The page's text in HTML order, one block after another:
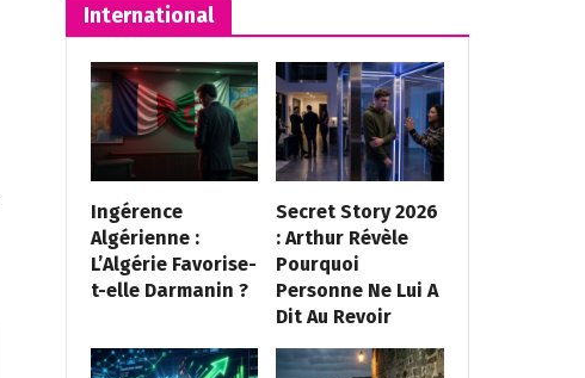
International
Ingérence
Algérienne :
L’Algérie Favorise-
t-elle Darmanin ?
Secret Story 2026
: Arthur Révèle
Pourquoi
Personne Ne Lui A
Dit Au Revoir